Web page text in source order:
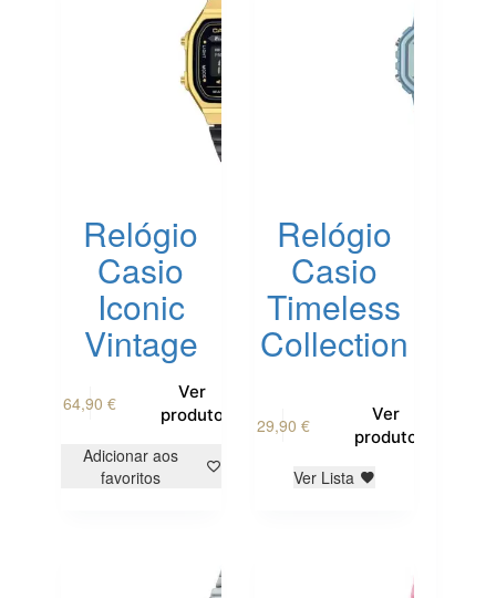
Relógio
Casio
Iconic
Vintage
64,90€
Ver
produto
Adicionar aos
favoritos
Relógio
Casio
Timeless
Collection
29,90 €
Ver
produto
Ver Lista